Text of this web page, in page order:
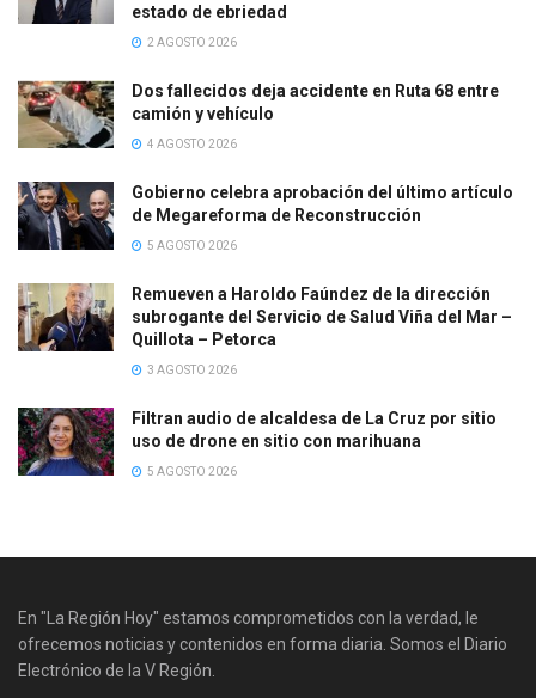
estado de ebriedad
2 AGOSTO 2026
Dos fallecidos deja accidente en Ruta 68 entre
camión y vehículo
4 AGOSTO 2026
Gobierno celebra aprobación del último artículo
de Megareforma de Reconstrucción
5 AGOSTO 2026
Remueven a Haroldo Faúndez de la dirección
subrogante del Servicio de Salud Viña del Mar –
Quillota – Petorca
3 AGOSTO 2026
Filtran audio de alcaldesa de La Cruz por sitio
uso de drone en sitio con marihuana
5 AGOSTO 2026
En "La Región Hoy" estamos comprometidos con la verdad, le
ofrecemos noticias y contenidos en forma diaria. Somos el Diario
Electrónico de la V Región.